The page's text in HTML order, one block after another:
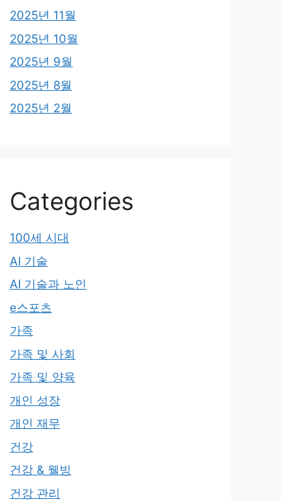
2025년 11월
2025년 10월
2025년 9월
2025년 8월
2025년 2월
Categories
100세 시대
AI 기술
AI 기술과 노인
e스포츠
가족
가족 및 사회
가족 및 양육
개인 성장
개인 재무
건강
건강 & 웰빙
건강 관리